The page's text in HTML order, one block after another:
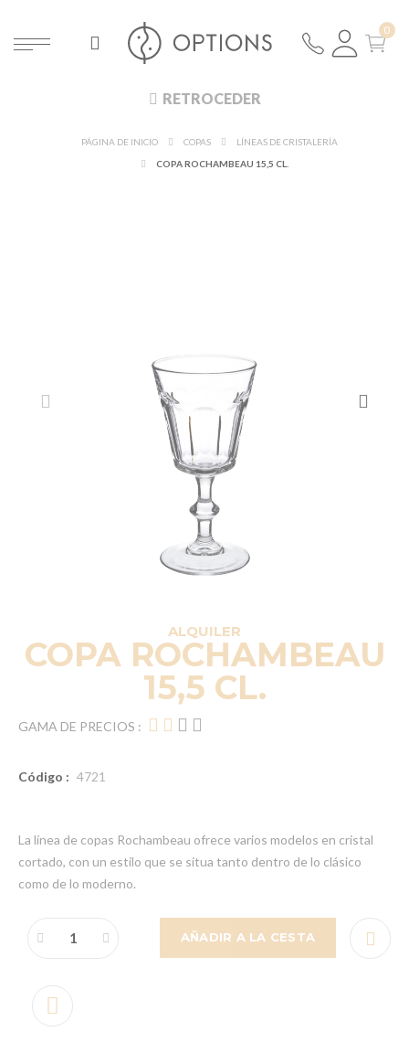
RETROCEDER
PÁGINA DE INICIO COPAS
LÍNEAS DE CRISTALERÍA
COPA ROCHAMBEAU 15,5 CL.
ALQUILER
COPA ROCHAMBEAU
15,5 CL.
GAMA DE PRECIOS :
Código : 4721
La línea de copas Rochambeau ofrece varios modelos en cristal
cortado, con un estilo que se situa tanto dentro de lo clásico
como de lo moderno.
AÑADIR A LA CESTA